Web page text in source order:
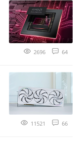
2696 64
11521 66